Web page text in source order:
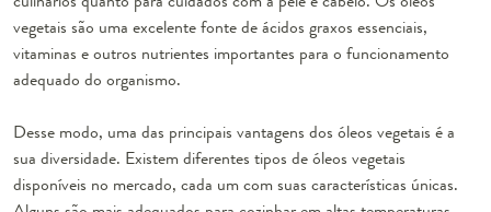
vegetais são uma excelente fonte de ácidos graxos essenciais,
vitaminas e outros nutrientes importantes para o funcionamento
adequado do organismo.
Desse modo, uma das principais vantagens dos óleos vegetais é a
sua diversidade. Existem diferentes tipos de óleos vegetais
disponíveis no mercado, cada um com suas características únicas.